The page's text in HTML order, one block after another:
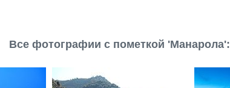
Все фотографии с пометкой 'Манарола':